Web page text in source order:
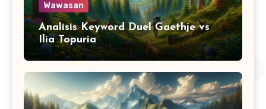
Wawasan
Analisis Keyword Duel Gaethje vs
Ilia Topuria